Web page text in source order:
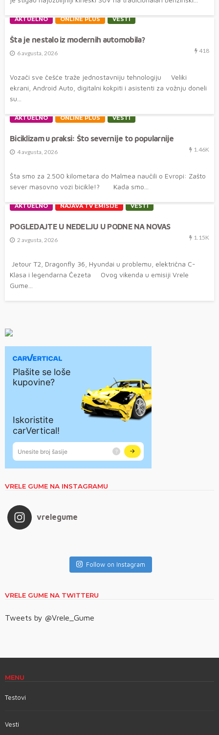
AKTUELNO ONLINE PLUS VESTI
Šta je nestalo iz modernih automobila?
6 avgusta, 2026 418
Vozači sve češće traže jednostavniju tehnologiju Veliki
ekrani, Android Auto, digitalni kokpiti i asistenti za vožnju doneli
su...
AKTUELNO ONLINE PLUS VESTI
Biciklizam u praksi: Što severnije to popularnije
4 avgusta, 2026 1.46K
Šta smo za 2.500 kilometara do Malmea naučili o Evropi: Zašto
sever masovno vozi bicikle!? Kada smo...
AKTUELNO NAJAVA TV EMISIJE VESTI
POGLEDAJTE U NEDELJU U PODNE NA NOVAS
2 avgusta, 2026 1.15K
Jetour T2, Dragonfly 36, Hyundai u problemu, električna C-
Klasa i legendarna Čezeta Ovog vikenda u emisiji Vrele
Gume...
VRELE GUME NA INSTAGRAMU
vrelegume
Follow on Instagram
VRELE GUME NA TWITTERU
Tweets by @Vrele_Gume
MENU
Testovi
Vesti